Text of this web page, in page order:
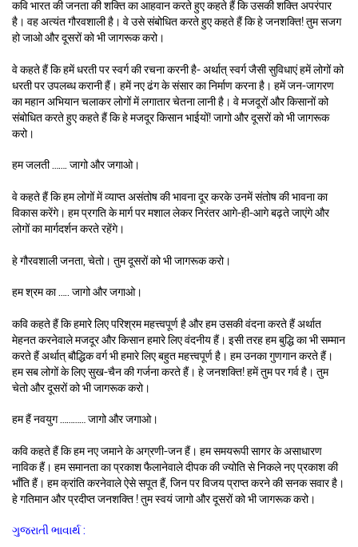
कवि भारत की जनता की शक्ति का आहवान करते हुए कहते हैं कि उसकी शक्ति अपरंपार
है। वह अत्यंत गौरवशाली है। वे उसे संबोधित करते हुए कहते हैं कि हे जनशक्ति! तुम सजग
हो जाओ और दूसरों को भी जागरूक करो।
वे कहते हैं कि हमें धरती पर स्वर्ग की रचना करनी है- अर्थात् स्वर्ग जैसी सुविधाएं हमें लोगों को
धरती पर उपलब्ध करानी हैं। हमें नए ढंग के संसार का निर्माण करना है। हमें जन-जागरण
का महान अभियान चलाकर लोगों में लगातार चेतना लानी है। वे मजदूरों और किसानों को
संबोधित करते हुए कहते हैं कि हे मजदूर किसान भाईयों! जागो और दूसरों को भी जागरूक
करो।
हम जलती ……. जागो और जगाओ।
वे कहते हैं कि हम लोगों में व्याप्त असंतोष की भावना दूर करके उनमें संतोष की भावना का
विकास करेंगे। हम प्रगति के मार्ग पर मशाल लेकर निरंतर आगे-ही-आगे बढ़ते जाएंगे और
लोगों का मार्गदर्शन करते रहेंगे।
हे गौरवशाली जनता, चेतो। तुम दूसरों को भी जागरूक करो।
हम श्रम का ….. जागो और जगाओ।
कवि कहते हैं कि हमारे लिए परिश्रम महत्त्वपूर्ण है और हम उसकी वंदना करते हैं अर्थात
मेहनत करनेवाले मजदूर और किसान हमारे लिए वंदनीय हैं। इसी तरह हम बुद्धि का भी सम्मान
करते हैं अर्थात् बौद्धिक वर्ग भी हमारे लिए बहुत महत्त्वपूर्ण है। हम उनका गुणगान करते हैं।
हम सब लोगों के लिए सुख-चैन की गर्जना करते हैं। हे जनशक्ति! हमें तुम पर गर्व है। तुम
चेतो और दूसरों को भी जागरूक करो।
हम हैं नवयुग ………… जागो और जगाओ।
कवि कहते हैं कि हम नए जमाने के अग्रणी-जन हैं। हम समयरूपी सागर के असाधारण
नाविक हैं। हम समानता का प्रकाश फैलानेवाले दीपक की ज्योति से निकले नए प्रकाश की
भाँति हैं। हम क्रांति करनेवाले ऐसे सपूत हैं, जिन पर विजय प्राप्त करने की सनक सवार है।
हे गतिमान और प्रदीप्त जनशक्ति ! तुम स्वयं जागो और दूसरों को भी जागरूक करो।
ગુજરાતી ભાવાર્થ :